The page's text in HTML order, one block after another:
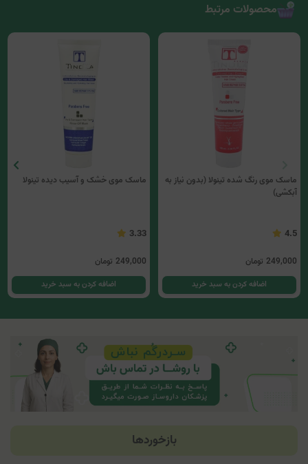
محصولات مرتبط
ماسک موی رنگ شده تینولا (بدون نیاز به
آبکشی)
4.5
249,000 تومان
اضافه کردن به سبد خرید
ماسک موی خشک و آسیب دیده تینولا
3.33
249,000 تومان
اضافه کردن به سبد خرید
بازخوردها